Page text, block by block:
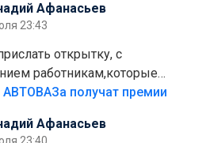
водители всё
в лес? Штрафы мизерные.
Афанасьев
23:43
открытку, с
работникам,которые
лет отработали на
АВТОВАЗа получат премии
Афанасьев